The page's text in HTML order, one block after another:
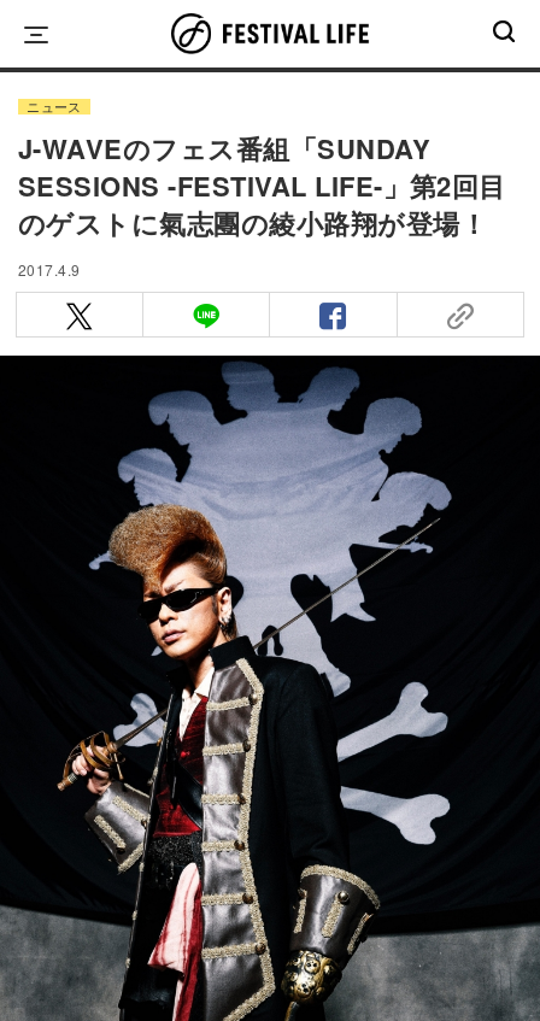
content
ニュース
J-WAVEのフェス番組「SUNDAY
SESSIONS -FESTIVAL LIFE-」第2回目
のゲストに氣志團の綾小路翔が登場！
2017.4.9